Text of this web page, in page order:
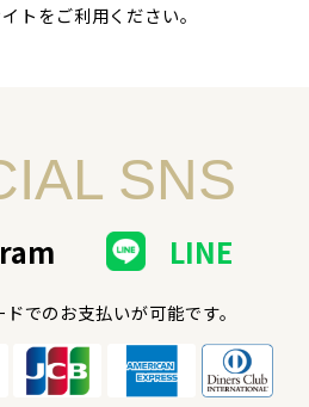
トをご利用ください。
SNS
LINE
でのお支払いが可能です。